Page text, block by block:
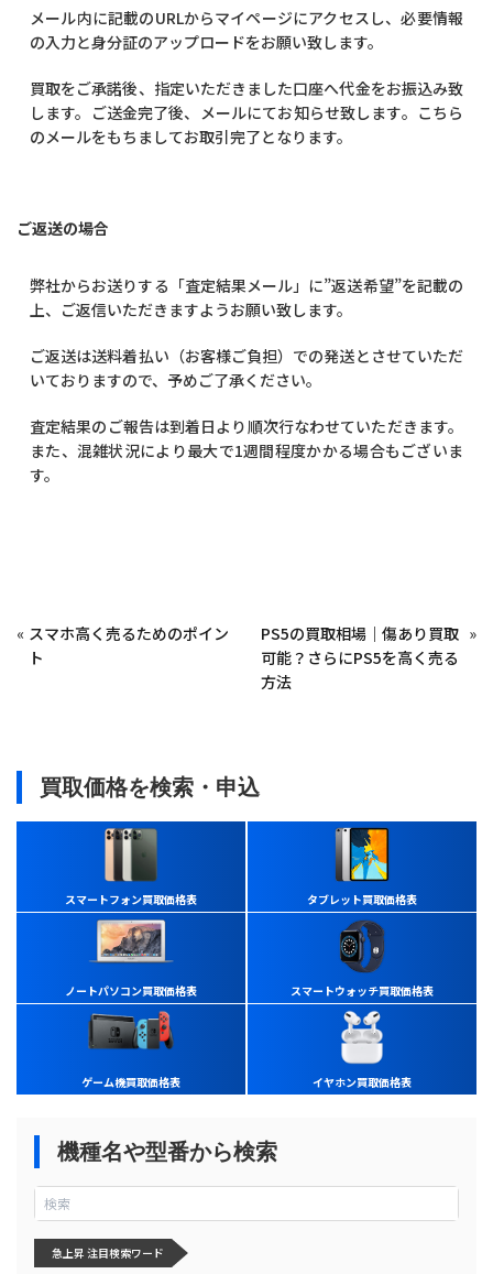
メール内に記載のURLからマイページにアクセスし、必要情報
の入力と身分証のアップロードをお願い致します。
買取をご承諾後、指定いただきました口座へ代金をお振込み致
します。ご送金完了後、メールにてお知らせ致します。こちら
のメールをもちましてお取引完了となります。
ご返送の場合
弊社からお送りする「査定結果メール」に”返送希望”を記載の
上、ご返信いただきますようお願い致します。
ご返送は送料着払い（お客様ご負担）での発送とさせていただ
いておりますので、予めご了承ください。
査定結果のご報告は到着日より順次行なわせていただきます。
また、混雑状況により最大で1週間程度かかる場合もございま
す。
« スマホ高く売るためのポイン
ト
PS5の買取相場｜傷あり買取
可能？さらにPS5を高く売る
方法
»
買取価格を検索・申込
スマートフォン買取価格表 タブレット買取価格表
ノートパソコン買取価格表 スマートウォッチ買取価格表
ゲーム機買取価格表 イヤホン買取価格表
機種名や型番から検索
急上昇 注目検索ワード